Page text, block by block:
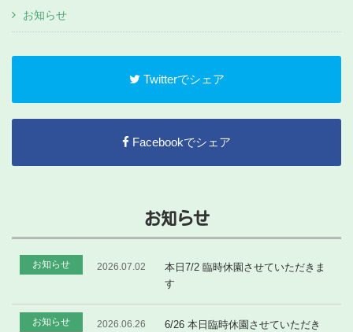
お知らせ
Twitterでシェア
Facebookでシェア
お知らせ
お知らせ 2026.07.02
本日7/2 臨時休園させていただきま
す
お知らせ 2026.06.26
6/26 本日臨時休園させていただき